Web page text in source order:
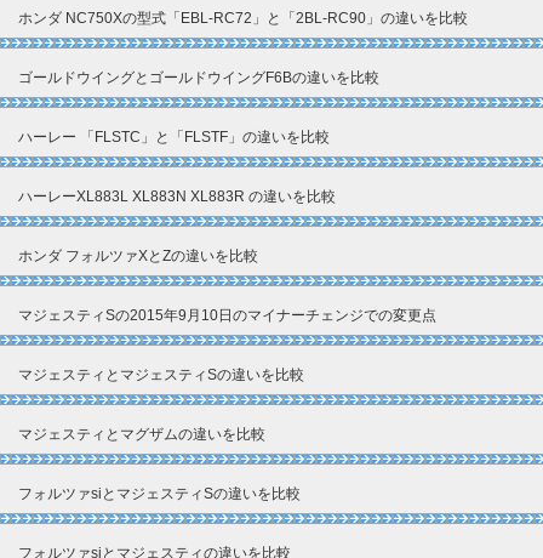
ホンダ NC750Xの型式「EBL-RC72」と「2BL-RC90」の違いを比較
ゴールドウイングとゴールドウイングF6Bの違いを比較
ハーレー 「FLSTC」と「FLSTF」の違いを比較
ハーレーXL883L XL883N XL883R の違いを比較
ホンダ フォルツァXとZの違いを比較
マジェスティSの2015年9月10日のマイナーチェンジでの変更点
マジェスティとマジェスティSの違いを比較
マジェスティとマグザムの違いを比較
フォルツァsiとマジェスティSの違いを比較
フォルツァsiとマジェスティの違いを比較